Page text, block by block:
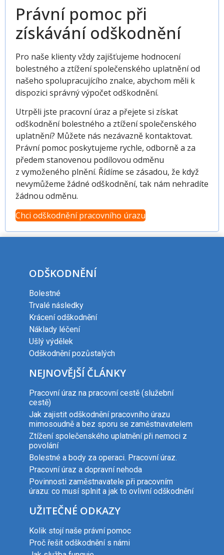
Právní pomoc při
získávání odškodnění
Pro naše klienty vždy zajišťujeme hodnocení
bolestného a ztížení společenského uplatnění od
našeho spolupracujícího znalce, abychom měli k
dispozici správný výpočet odškodnění.
Utrpěli jste pracovní úraz a přejete si získat
odškodnění bolestného a ztížení společenského
uplatnění? Můžete nás nezávazně kontaktovat.
Právní pomoc poskytujeme rychle, odborně a za
předem stanovenou podílovou odměnu
z vymoženého plnění. Řídíme se zásadou, že když
nevymůžeme žádné odškodnění, tak nám nehradíte
žádnou odměnu.
Chci odškodnění pracovního úrazu
ODŠKODNĚNÍ
Bolestné
Trvalé následky
Krácení odškodnění
Náklady léčení
Ušlý výdělek
Odškodnění pozůstalých
NEJNOVĚJŠÍ ČLÁNKY
Pracovní úraz na pracovní cestě (služební
cestě)
Jak zajistit odškodnění pracovního úrazu
mimosoudně a bez sporu se zaměstnavatelem
Ztížení společenského uplatnění při nemoci z
povolání
Bolestné a body za operaci. Pracovní úraz.
Pracovní úraz a dopravní nehoda
Povinnosti zaměstnavatele při pracovním
úrazu: co musí splnit a jak to ovlivní odškodnění
UŽITEČNÉ ODKAZY
Kolik stojí naše právní pomoc
Proč řešit odškodnění s námi